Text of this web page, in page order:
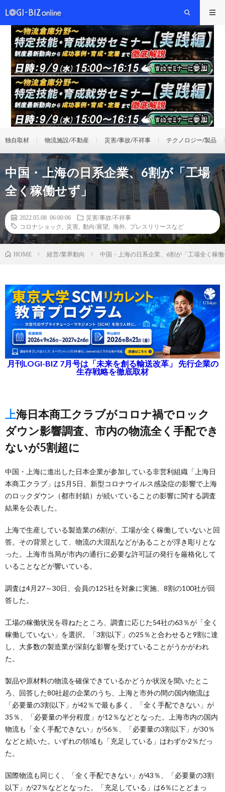
独自取材 物流施設/不動産 災害/事故/不祥事 テクノロジー/製品
中国・上海の日系企業、6割が「工場
全く稼働せず」
2022.05.08 06:00:06
災害/事故/不祥事
コロナショック
災害 動向/展望 海外 プレスリリースなど
HOME 経営/業界動向 中国・上海の日系企業、6割が「工場全く稼
月刊LOGI-BIZ 7月号は「未来を創る輸送改革」 先行企業の
生存戦略を徹底取材
上海日本商工クラブがコロナ禍でロック
ダウン影響調査、市内の物流全く手配でき
ないが5割超に
中国・上海に進出した日本企業が参加している非営利組織「上海日
本商工クラブ」は5月5日、新型コロナウイルス感染症の影響で上海
のロックダウン（都市封鎖）が続いていることの影響に関する調査
結果を公表した。
上海で生産している製造業の6割が、工場が全く稼働していないと回
答。その背景として、物流の大混乱などがあることが浮き彫りとな
った。上海市当局が市内の通行に必要な許可証の発行を厳格化して
いることなどが響いている。
調査は4月27～30日、会員の125社を対象に実施、8割の100社が回
答した。
工場の稼働状況を尋ねたところ、調査に応じた54社の63％が「全く
稼働していない」を選択。「3割以下」の25％と合わせると9割に達
し、大多数の製造業が深刻な影響を受けていることがうかがわれ
た。
製品や原材料の物流を確保できているかどうか状況を聞いたとこ
ろ、回答した80社超の企業のうち、上海と市外の間の国内物流は
「必要量の3割以下」が42％で最も多く、「全く手配できない」が
35％、「必要量の半分程度」が12％などとなった。上海市内の国内
物流も「全く手配できない」が56％、「必要量の3割以下」が30％
などと続いた。いずれの領域も「充足している」はわずか2％だっ
た。
国際物流も同じく、「全く手配できない」が43％、「必要量の3割
以下」が27％などとなった。「充足している」は6％にとどまっ